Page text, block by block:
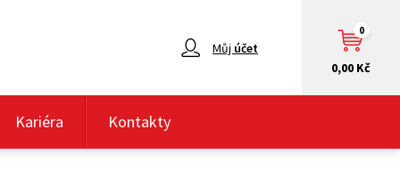
0,00 Kč
0
Můj účet
Kariéra Kontakty